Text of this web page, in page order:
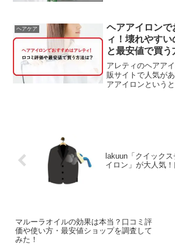
【広告】年齢とと
きたけど、毎回染
ヘアケア
ヘアアイロン
ィ！壊れやす
と最安値で買う
アレティのヘアア
販サイトで人気が
アアイロンという
lakuun「クイック
イロン」が大人気
マルーラオイルの効果は本当？口コミ評
価や使い方・最安値ショップを調査して
みた！